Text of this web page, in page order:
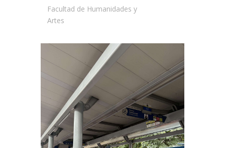
Facultad de Humanidades y
Artes